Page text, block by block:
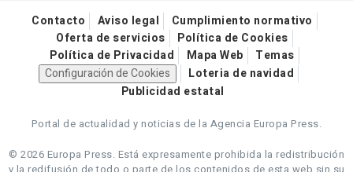
Contacto Aviso legal
Cumplimiento normativo
Oferta de servicios
Política de Cookies
Política de Privacidad
Mapa Web
Temas
Configuración de Cookies
Loteria de navidad
Publicidad estatal
Portal de actualidad y noticias de la Agencia Europa Press.
© 2026 Europa Press. Está expresamente prohibida la redistribución